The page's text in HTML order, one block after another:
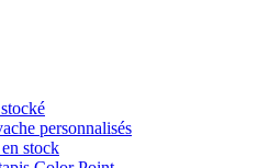
personnalisés
stock